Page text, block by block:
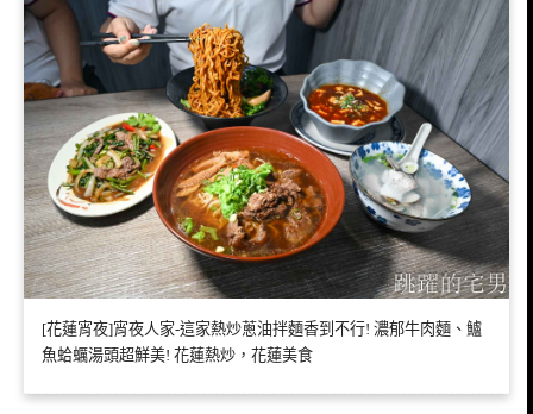
[花蓮宵夜]宵夜人家-這家熱炒蔥油拌麵香到不行! 濃郁牛肉麵、鱸
魚蛤蠣湯頭超鮮美! 花蓮熱炒，花蓮美食